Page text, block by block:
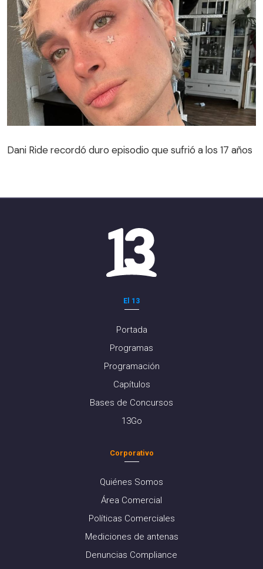
Dani Ride recordó duro episodio que sufrió a los 17 años
El 13
Portada
Programas
Programación
Capítulos
Bases de Concursos
13Go
Corporativo
Quiénes Somos
Área Comercial
Políticas Comerciales
Mediciones de antenas
Denuncias Compliance